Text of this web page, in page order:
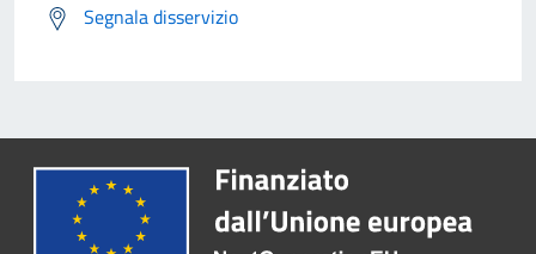
Segnala disservizio